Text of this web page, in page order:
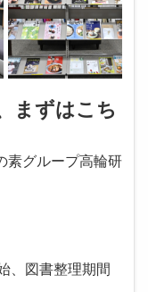
まずはこち
グループ高輪研
、図書整理期間